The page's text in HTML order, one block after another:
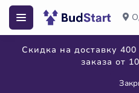
Скидка на доставку
заказа от